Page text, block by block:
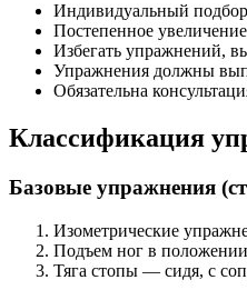
Индивидуальный подбор
Постепенное
Избегать упражнений,
Упражнения должны
Обязательна
Классификация
Базовые упражнения
Изометрические
Подъем ног в
Тяга стопы — сидя, с